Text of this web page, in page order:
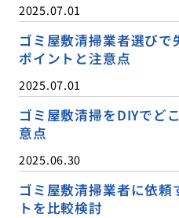
2025.07.01
ゴミ屋敷清掃業者選び
ポイントと注意点
2025.07.01
ゴミ屋敷清掃をDIYでど
意点
2025.06.30
ゴミ屋敷清掃業者に依
トを比較検討